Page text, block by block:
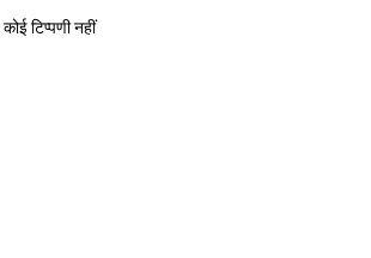
कोई टिप्पणी नहीं